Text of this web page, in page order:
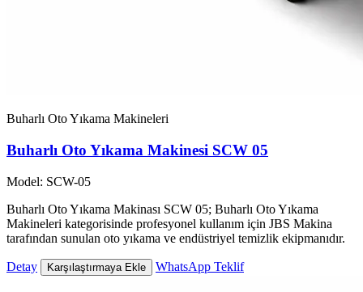
Buharlı Oto Yıkama Makineleri
Buharlı Oto Yıkama Makinesi SCW 05
Model: SCW-05
Buharlı Oto Yıkama Makinası SCW 05; Buharlı Oto Yıkama
Makineleri kategorisinde profesyonel kullanım için JBS Makina
tarafından sunulan oto yıkama ve endüstriyel temizlik ekipmanıdır.
Detay Karşılaştırmaya Ekle WhatsApp Teklif